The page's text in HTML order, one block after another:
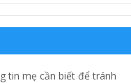
tin mẹ cần biết để tránh